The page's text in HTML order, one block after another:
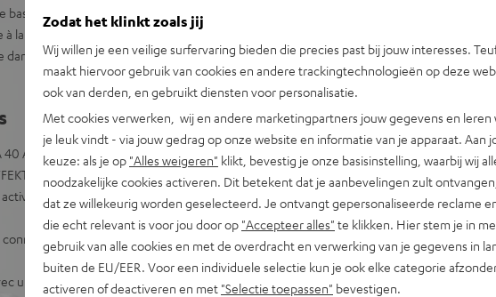
S 6000 garantit des graves profonds
la technologie Dynamore® Virtual Center.
les grands salons, avec un volume clair
ACTIVE 3 prête à l’emploi, en bundle avec
2
à 3 voies, avec 2 woofers, 1 haut-
pour téléviseur, platine vinyle, PC
un seul câble, entrée optique numérique,
Zodat het klinkt zoals jij
Wij willen je een veilige surfervaring bieden die precies past bij jouw interesses.
maakt hiervoor gebruik van cookies en andere trackingtechnologieën op deze
ook van derden, en gebruikt diensten voor personalisatie.
Met cookies verwerken, wij en andere marketingpartners jouw gegevens en leren
je leuk vindt - via jouw gedrag op onze website en informatie van je apparaat. Aan
keuze: als je op "Alles weigeren" klikt, bevestig je onze basisinstelling, waarbij wij
noodzakelijke cookies activeren. Dit betekent dat je aanbevelingen zult
dat ze willekeurig worden geselecteerd. Je ontvangt gepersonaliseerde reclame
die echt relevant is voor jou door op "Accepteer alles" te klikken. Hier stem je in
gebruik van alle cookies en met de overdracht en verwerking van je gegevens in
buiten de EU/EER. Voor een individuele selectie kun je ook elke categorie
activeren of deactiveren en met "Selectie toepassen" bevestigen.